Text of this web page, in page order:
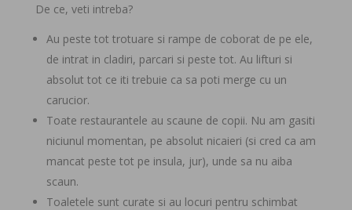
De ce, veti intreba?
Au peste tot trotuare si rampe de coborat de pe ele,
de intrat in cladiri, parcari si peste tot. Au lifturi si
absolut tot ce iti trebuie ca sa poti merge cu un
carucior.
Toate restaurantele au scaune de copii. Nu am gasiti
niciunul momentan, pe absolut nicaieri (si cred ca am
mancat peste tot pe insula, jur), unde sa nu aiba
scaun.
Toaletele sunt curate si au locuri pentru schimbat